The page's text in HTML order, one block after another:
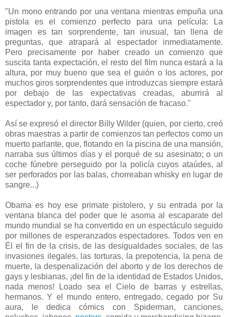
"Un mono entrando por una ventana mientras empuña una
pistola es el comienzo perfecto para una película: La
imagen es tan sorprendente, tan inusual, tan llena de
preguntas, que atrapará al espectador inmediatamente.
Pero precisamente por haber creado un comienzo que
suscita tanta expectación, el resto del film nunca estará a la
altura, por muy bueno que sea el guión o los actores, por
muchos giros sorprendentes que introduzcas siempre estará
por debajo de las expectativas creadas, aburrirá al
espectador y, por tanto, dará sensación de fracaso."
Así se expresó el director Billy Wilder (quien, por cierto, creó
obras maestras a partir de comienzos tan perfectos como un
muerto parlante, que, flotando en la piscina de una mansión,
narraba sus últimos días y el porqué de su asesinato; o un
coche fúnebre perseguido por la policía cuyos ataúdes, al
ser perforados por las balas, chorreaban whisky en lugar de
sangre...)
Obama es hoy ese primate pistolero, y su entrada por la
ventana blanca del poder que le asoma al escaparate del
mundo mundial se ha convertido en un espectáculo seguido
por millones de esperanzados espectadores. Todos ven en
Él el fin de la crisis, de las desigualdades sociales, de las
invasiones ilegales, las torturas, la prepotencia, la pena de
muerte, la despenalización del aborto y de los derechos de
gays y lesbianas, ¡del fin de la identidad de Estados Unidos,
nada menos! Loado sea el Cielo de barras y estrellas,
hermanos. Y el mundo entero, entregado, cegado por Su
aura, le dedica cómics con Spiderman, canciones,